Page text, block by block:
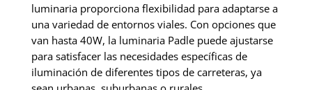
luminaria proporciona flexibilidad para adaptarse a
una variedad de entornos viales. Con opciones que
van hasta 40W, la luminaria Padle puede ajustarse
para satisfacer las necesidades específicas de
iluminación de diferentes tipos de carreteras, ya